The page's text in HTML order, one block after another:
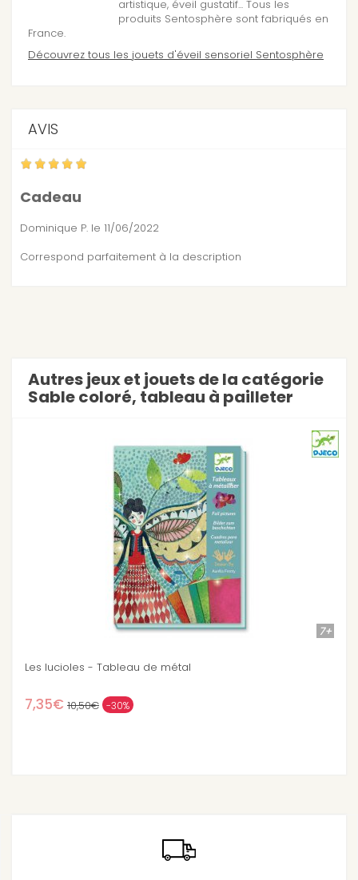
artistique, éveil gustatif... Tous les
produits Sentosphère sont fabriqués en
France.
Découvrez tous les jouets d'éveil sensoriel Sentosphère
AVIS
Cadeau
Dominique P. le 11/06/2022
Correspond parfaitement à la description
Autres jeux et jouets de la catégorie
Sable coloré, tableau à pailleter
Eblouissants oiseaux - Sables colorés
10,71€